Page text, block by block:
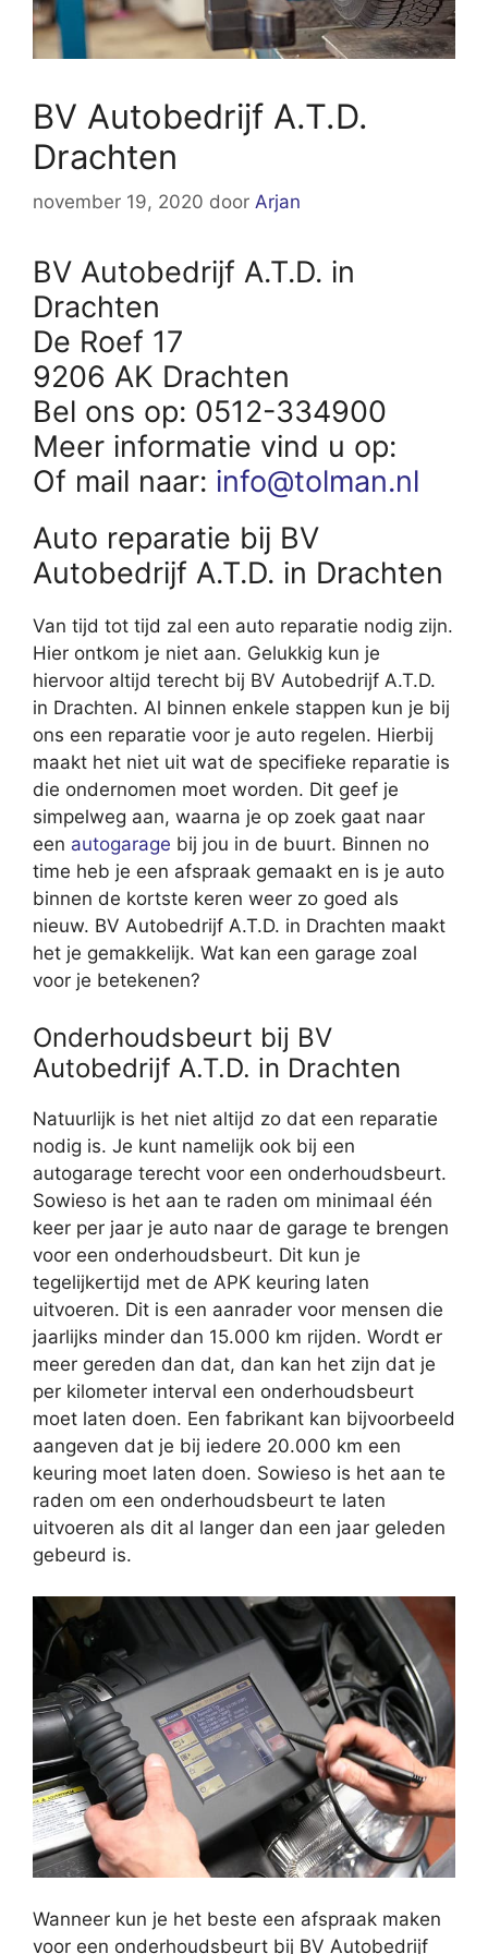
BV Autobedrijf A.T.D.
Drachten
november 19, 2020 door Arjan
BV Autobedrijf A.T.D. in
Drachten
De Roef 17
9206 AK Drachten
Bel ons op: 0512-334900
Meer informatie vind u op:
Of mail naar: info@tolman.nl
Auto reparatie bij BV
Autobedrijf A.T.D. in Drachten
Van tijd tot tijd zal een auto reparatie nodig zijn.
Hier ontkom je niet aan. Gelukkig kun je
hiervoor altijd terecht bij BV Autobedrijf A.T.D.
in Drachten. Al binnen enkele stappen kun je bij
ons een reparatie voor je auto regelen. Hierbij
maakt het niet uit wat de specifieke reparatie is
die ondernomen moet worden. Dit geef je
simpelweg aan, waarna je op zoek gaat naar
een autogarage bij jou in de buurt. Binnen no
time heb je een afspraak gemaakt en is je auto
binnen de kortste keren weer zo goed als
nieuw. BV Autobedrijf A.T.D. in Drachten maakt
het je gemakkelijk. Wat kan een garage zoal
voor je betekenen?
Onderhoudsbeurt bij BV
Autobedrijf A.T.D. in Drachten
Natuurlijk is het niet altijd zo dat een reparatie
nodig is. Je kunt namelijk ook bij een
autogarage terecht voor een onderhoudsbeurt.
Sowieso is het aan te raden om minimaal één
keer per jaar je auto naar de garage te brengen
voor een onderhoudsbeurt. Dit kun je
tegelijkertijd met de APK keuring laten
uitvoeren. Dit is een aanrader voor mensen die
jaarlijks minder dan 15.000 km rijden. Wordt er
meer gereden dan dat, dan kan het zijn dat je
per kilometer interval een onderhoudsbeurt
moet laten doen. Een fabrikant kan bijvoorbeeld
aangeven dat je bij iedere 20.000 km een
keuring moet laten doen. Sowieso is het aan te
raden om een onderhoudsbeurt te laten
uitvoeren als dit al langer dan een jaar geleden
gebeurd is.
Wanneer kun je het beste een afspraak maken
voor een onderhoudsbeurt bij BV Autobedrijf